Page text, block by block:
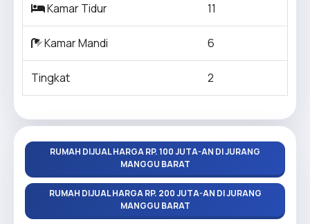
Kamar Tidur 11
Kamar Mandi 6
Tingkat 2
RUMAH DIJUAL HARGA RP. 100 JUTA-AN DI JURANG
MANGGU BARAT
RUMAH DIJUAL HARGA RP. 200 JUTA-AN DI JURANG
MANGGU BARAT